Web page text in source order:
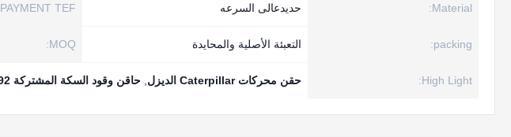
Material: حديدعالى السرعه PAYMENT TEF:
packing: التعبئة الأصلية والمحايدة MOQ:
High Light: حقن محركات Caterpillar الديزل حاقن وقود السكة المشتركة 392-0226